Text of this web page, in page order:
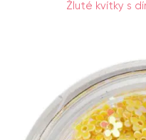
Žluté kvítky s